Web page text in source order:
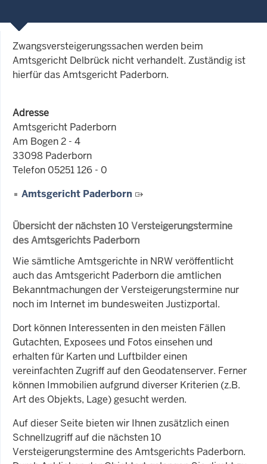
Zwangsversteigerungssachen werden beim
Amtsgericht Delbrück nicht verhandelt. Zuständig ist
hierfür das Amtsgericht Paderborn.
Adresse
Amtsgericht Paderborn
Am Bogen 2 - 4
33098 Paderborn
Telefon 05251 126 - 0
Amtsgericht Paderborn
Übersicht der nächsten 10 Versteigerungstermine
des Amtsgerichts Paderborn
Wie sämtliche Amtsgerichte in NRW veröffentlicht
auch das Amtsgericht Paderborn die amtlichen
Bekanntmachungen der Versteigerungstermine nur
noch im Internet im bundesweiten Justizportal.
Dort können Interessenten in den meisten Fällen
Gutachten, Exposees und Fotos einsehen und
erhalten für Karten und Luftbilder einen
vereinfachten Zugriff auf den Geodatenserver. Ferner
können Immobilien aufgrund diverser Kriterien (z.B.
Art des Objekts, Lage) gesucht werden.
Auf dieser Seite bieten wir Ihnen zusätzlich einen
Schnellzugriff auf die nächsten 10
Versteigerungstermine des Amtsgerichts Paderborn.